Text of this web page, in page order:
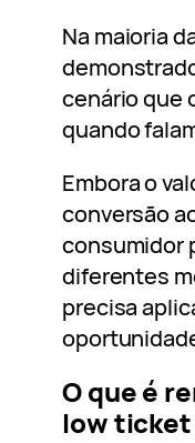
Na maioria
cenário que
quando
Embora o
conversão
consumidor
diferentes
precisa
O que é
low ticket